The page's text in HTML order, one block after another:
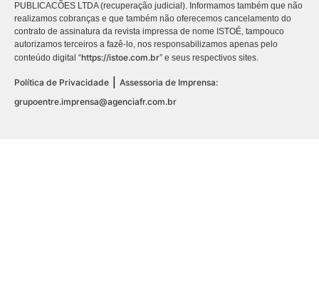
PUBLICACÕES LTDA (recuperação judicial). Informamos também que não
realizamos cobranças e que também não oferecemos cancelamento do
contrato de assinatura da revista impressa de nome ISTOÉ, tampouco
autorizamos terceiros a fazê-lo, nos responsabilizamos apenas pelo
conteúdo digital “https://istoe.com.br” e seus respectivos sites.
Política de Privacidade
Assessoria de Imprensa:
grupoentre.imprensa@agenciafr.com.br